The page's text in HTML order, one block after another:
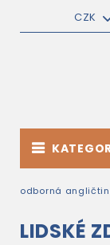
CZK
odborná
LIDSKÉ